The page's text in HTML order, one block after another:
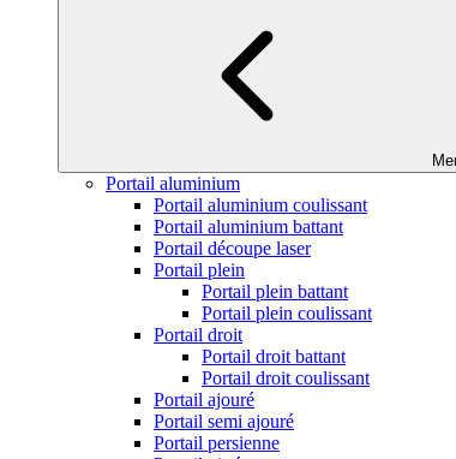
Portail aluminium
Portail aluminium coulissant
Portail aluminium battant
Portail découpe laser
Portail plein
Portail plein battant
Portail plein coulissant
Portail droit
Portail droit battant
Portail droit coulissant
Portail ajouré
Portail semi ajouré
Portail persienne